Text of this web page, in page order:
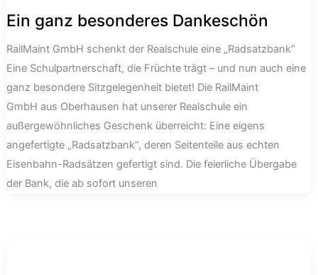
Ein ganz besonderes Dankeschön
RailMaint GmbH schenkt der Realschule eine „Radsatzbank“
Eine Schulpartnerschaft, die Früchte trägt – und nun auch eine
ganz besondere Sitzgelegenheit bietet! Die RailMaint
GmbH aus Oberhausen hat unserer Realschule ein
außergewöhnliches Geschenk überreicht: Eine eigens
angefertigte „Radsatzbank“, deren Seitenteile aus echten
Eisenbahn-Radsätzen gefertigt sind. Die feierliche Übergabe
der Bank, die ab sofort unseren